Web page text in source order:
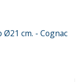
cm. - Cognac